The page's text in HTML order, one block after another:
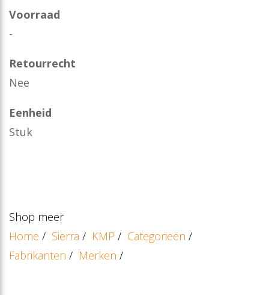
Voorraad
-
Retourrecht
Nee
Eenheid
Stuk
Shop meer
Home / Sierra / KMP / Categorieën /
Fabrikanten / Merken /